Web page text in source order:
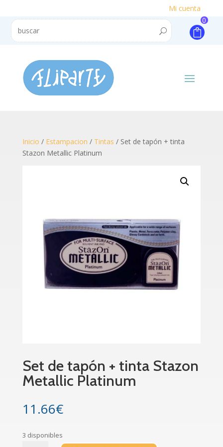
Mi cuenta
0
Inicio / Estampacion / Tintas / Set de tapón + tinta
Stazon Metallic Platinum
Set de tapón + tinta Stazon
Metallic Platinum
11.66€
3 disponibles